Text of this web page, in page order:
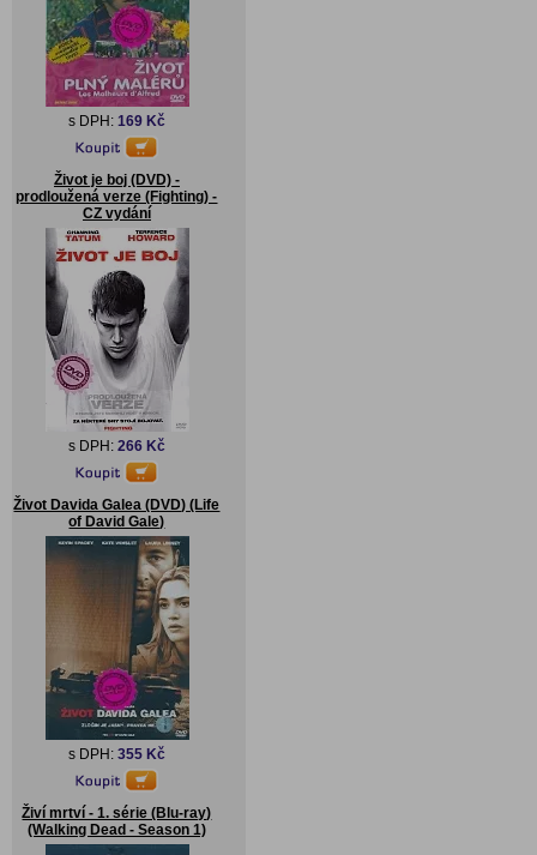
s DPH: 169 Kč
Život je boj (DVD) -
prodloužená verze (Fighting) -
CZ vydání
s DPH: 266 Kč
Život Davida Galea (DVD) (Life
of David Gale)
s DPH: 355 Kč
Živí mrtví - 1. série (Blu-ray)
(Walking Dead - Season 1)